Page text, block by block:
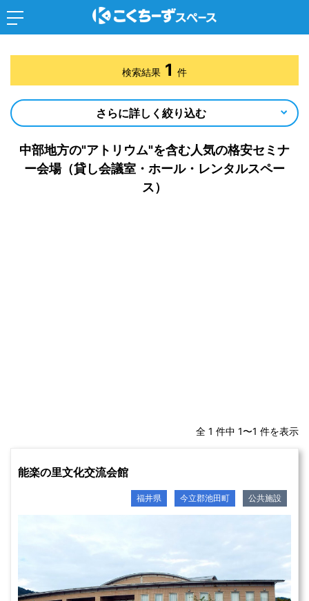
中部地方の"アトリウム"を含む人気の格安セミナ
ー会場（貸し会議室・ホール・レンタルスペー
ス）
全 1 件中 1〜1 件を表示
能楽の里文化交流会館
福井県 今立郡池田町 公共施設
検索結果 1 件
さらに詳しく絞り込む